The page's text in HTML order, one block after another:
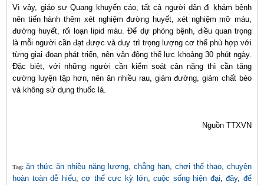
Vì vậy, giáo sư Quang khuyến cáo, tất cả người dân đi khám bệnh
nên tiến hành thêm xét nghiệm đường huyết, xét nghiệm mỡ máu,
đường huyết, rối loạn lipid máu. Để dự phòng bệnh, điều quan trọng
là mỗi người cần đạt được và duy trì trọng lượng cơ thể phù hợp với
từng giai đoạn phát triển, nên vận động thể lực khoảng 30 phút ngày.
Đặc biệt, với những người cần kiểm soát cân nặng thì cần tăng
cường luyện tập hơn, nên ăn nhiều rau, giảm đường, giảm chất béo
và không sử dụng thuốc lá.
Nguồn TTXVN
Tag: ăn thức ăn nhiều năng lượng, chẳng hạn, chơi thể thao, chuyện
hoàn toàn dễ hiểu,cơ thể cực kỳ lớn,cuộc sống hiện đại,đây,để